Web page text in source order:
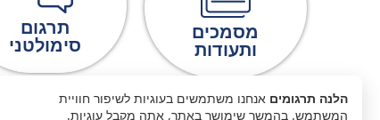
מסמכים
ותעודות
תרגום
סימולטני
הלנה תרגומים אנחנו משתמשים בעוגיות לשיפור חוויית
המשתמש. בהמשך שימושך באתר, אתה מקבל עוגיות.